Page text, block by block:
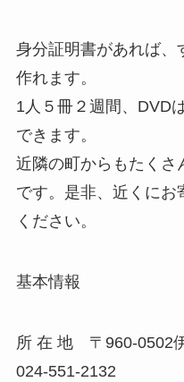
身分証明書があれば、
作れます。
1人５冊２週間、DVD
できます。
近隣の町からもたくさ
です。是非、近くにお
ください。
基本情報
所 在 地 〒960-
024-551-2132